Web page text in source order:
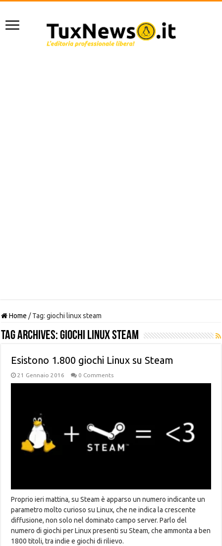
Home / Tag:giochi linux steam
Tag Archives:giochi linux steam
Esistono 1.800 giochi Linux su Steam
21 Gennaio 2016 0 Comments
Proprio ieri mattina, su Steam è apparso un numero indicante un
parametro molto curioso su Linux, che ne indica la crescente
diffusione, non solo nel dominato campo server. Parlo del
numero di giochi per Linux presenti su Steam, che ammonta a ben
1800 titoli, tra indie e giochi di rilievo.